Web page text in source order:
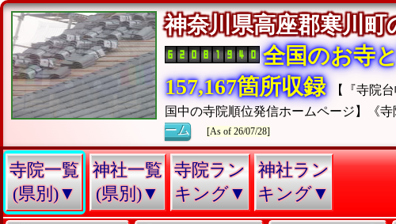
神奈川県高座郡寒川
全国のお寺
157,167箇所収録
【『寺院
国中の寺院順位発信ホームページ】《
ーム
[As of 26/07/28]
寺院一覧
(県別)▼
神社一覧
(県別)▼
寺院ラン
キング▼
神社ラン
キング▼